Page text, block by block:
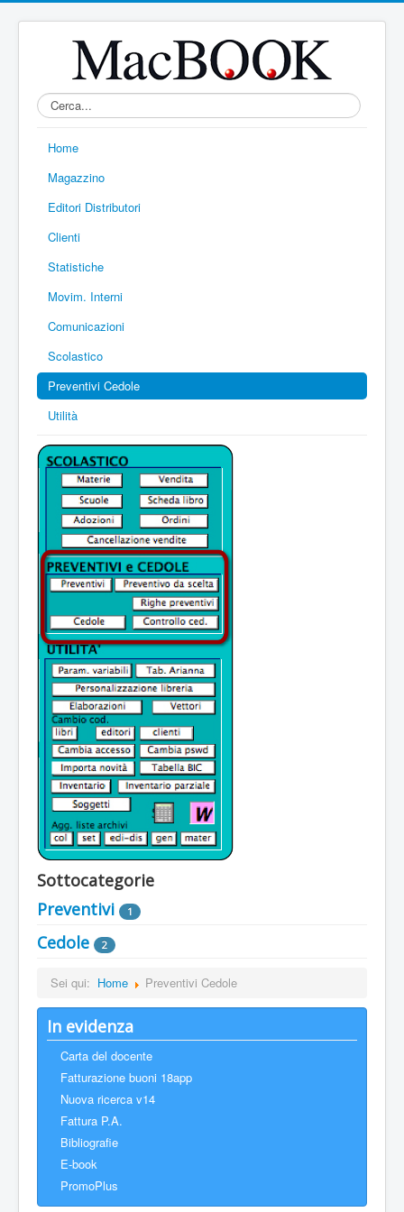
Home
Magazzino
Editori Distributori
Clienti
Statistiche
Movim. Interni
Comunicazioni
Scolastico
Preventivi Cedole
Utilità
Sottocategorie
Preventivi
1
Cedole 2
Sei qui: Home Preventivi Cedole
In evidenza
Carta del docente
Fatturazione buoni 18app
Nuova ricerca v14
Fattura P.A.
Bibliografie
E-book
PromoPlus